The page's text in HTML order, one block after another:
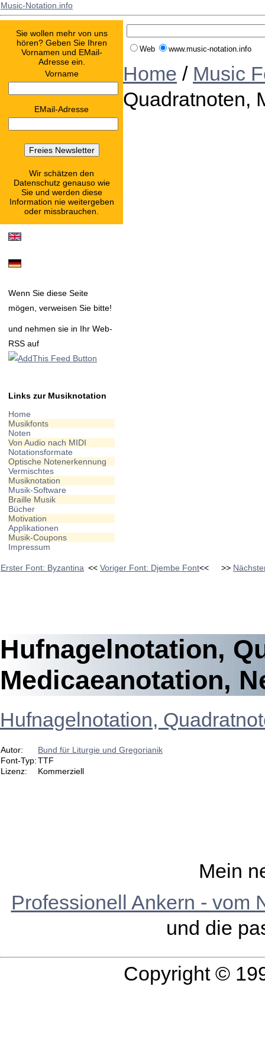
Music-Notation.info
Sie wollen mehr von uns
hören? Geben Sie Ihren
Vornamen und EMail-
Adresse ein.
Vorname
EMail-Adresse
Wir schätzen den
Datenschutz genauso wie
Sie und werden diese
Information nie weitergeben
oder missbrauchen.
Wenn Sie diese Seite
mögen, verweisen Sie bitte!
und nehmen sie in Ihr Web-
RSS auf
Links zur Musiknotation
Home
Musikfonts
Noten
Von Audio nach MIDI
Notationsformate
Optische Notenerkennung
Vermischtes
Musiknotation
Musik-Software
Braille Musik
Bücher
Motivation
Applikationen
Musik-Coupons
Impressum
Web www.music-notation.info
Home / Music
Quadratnoten,
Erster Font: Byzantina << Voriger Font: Djembe Font<< >>
Hufnagelnotation,
Medicaeanotation,
Hufnagelnotation,
Autor:
Bund für Liturgie und Gregorianik
Font-Typ:TTF
Lizenz:
Kommerziell
Mein
Professionell Ankern - vom
und die
Copyright ©